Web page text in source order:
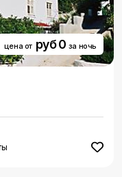
цена от руб 0 за ночь